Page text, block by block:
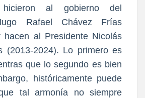
hicieron al gobierno del
Rafael Chávez Frías
hacen al Presidente Nicolás
(2013-2024). Lo primero es
que lo segundo es bien
históricamente puede
tal armonía no siempre